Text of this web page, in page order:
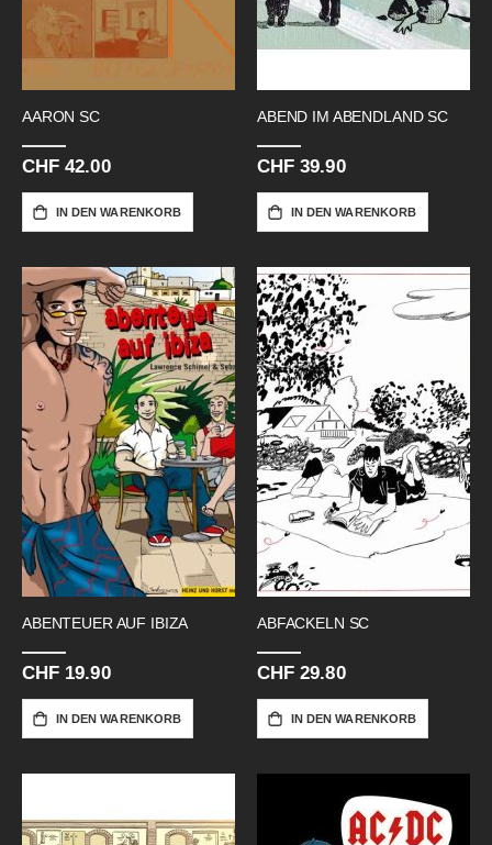
AARON SC
CHF 42.00
IN DEN WARENKORB
ABEND IM ABENDLAND SC
CHF 39.90
IN DEN WARENKORB
ABENTEUER AUF IBIZA
CHF 19.90
IN DEN WARENKORB
ABFACKELN SC
CHF 29.80
IN DEN WARENKORB